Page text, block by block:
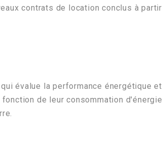
contrats de location conclus à partir
évalue la performance énergétique et
de leur consommation d'énergie